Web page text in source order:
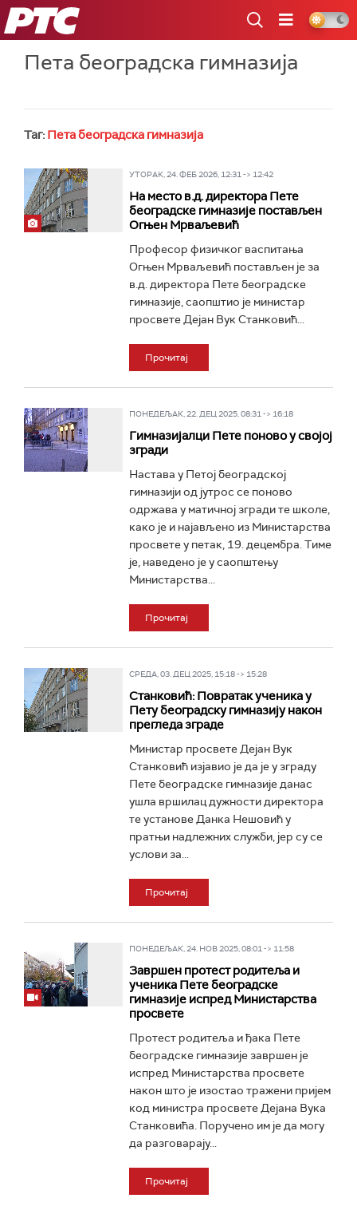
РТС
Пета београдска гимназија
Таг: Пета београдска гимназија
УТОРАК, 24. ФЕБ 2026, 12:31 -> 12:42
На место в.д. директора Пете
београдске гимназије постављен
Огњен Мрваљевић
Професор физичког васпитања
Огњен Мрваљевић постављен је за
в.д. директора Пете београдске
гимназије, саопштио је министар
просвете Дејан Вук Станковић...
Прочитај
ПОНЕДЕЉАК, 22. ДЕЦ 2025, 08:31 -> 16:18
Гимназијалци Пете поново у својој
згради
Настава у Петој београдској
гимназији од јутрос се поново
одржава у матичној згради те школе,
како је и најављено из Министарства
просвете у петак, 19. децембра. Тиме
је, наведено је у саопштењу
Министарства...
Прочитај
СРЕДА, 03. ДЕЦ 2025, 15:18 -> 15:28
Станковић: Повратак ученика у
Пету београдску гимназију након
прегледа зграде
Министар просвете Дејан Вук
Станковић изјавио је да је у зграду
Пете београдске гимназије данас
ушла вршилац дужности директора
те установе Данка Нешовић у
пратњи надлежних служби, јер су се
услови за...
Прочитај
ПОНЕДЕЉАК, 24. НОВ 2025, 08:01 -> 11:58
Завршен протест родитеља и
ученика Пете београдске
гимназије испред Министарства
просвете
Протест родитеља и ђака Пете
београдске гимназије завршен је
испред Министарства просвете
након што је изостао тражени пријем
код министра просвете Дејана Вука
Станковића. Поручено им је да могу
да разговарају...
Прочитај